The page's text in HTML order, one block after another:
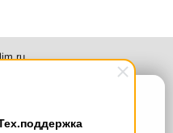
Cookies
сайт, высоглашаетесь с